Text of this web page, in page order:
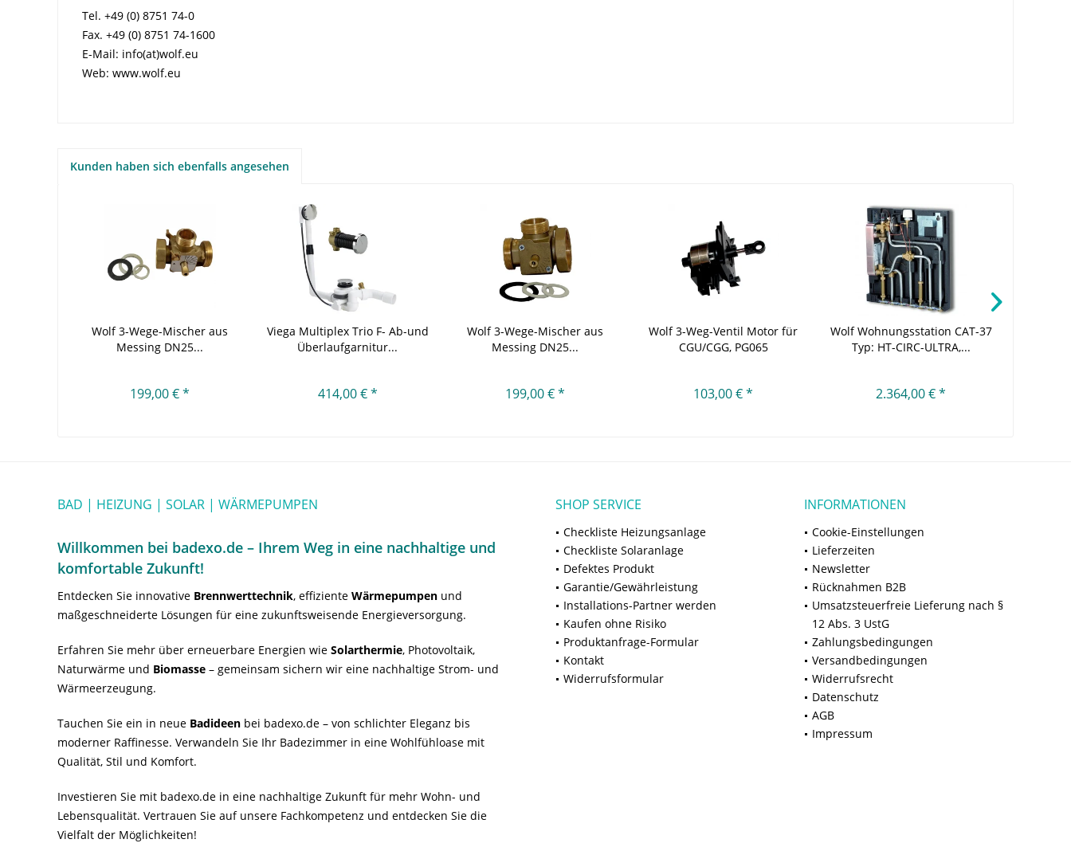
Tel. +49 (0) 8751 74-0
Fax. +49 (0) 8751 74-1600
E-Mail: info(at)wolf.eu
Web: www.wolf.eu
Kunden haben sich ebenfalls angesehen
Wolf 3-Wege-Mischer aus
Messing DN25...
199,00 € *
Viega Multiplex Trio F- Ab-und
Überlaufgarnitur...
414,00 € *
Wolf 3-Wege-Mischer aus
Messing DN25...
199,00 € *
Wolf 3-Weg-Ventil Motor für
CGU/CGG, PG065
103,00 € *
Wolf Wohnungsstation CAT-37
Typ: HT-CIRC-ULTRA,...
2.364,00 € *
BAD | HEIZUNG | SOLAR | WÄRMEPUMPEN
Willkommen bei badexo.de – Ihrem Weg in eine nachhaltige und
komfortable Zukunft!
Entdecken Sie innovative Brennwerttechnik, effiziente Wärmepumpen und
maßgeschneiderte Lösungen für eine zukunftsweisende Energieversorgung.
Erfahren Sie mehr über erneuerbare Energien wie Solarthermie, Photovoltaik,
Naturwärme und Biomasse – gemeinsam sichern wir eine nachhaltige Strom- und
Wärmeerzeugung.
Tauchen Sie ein in neue Badideen bei badexo.de – von schlichter Eleganz bis
moderner Raffinesse. Verwandeln Sie Ihr Badezimmer in eine Wohlfühloase mit
Qualität, Stil und Komfort.
Investieren Sie mit badexo.de in eine nachhaltige Zukunft für mehr Wohn- und
Lebensqualität. Vertrauen Sie auf unsere Fachkompetenz und entdecken Sie die
Vielfalt der Möglichkeiten!
SHOP SERVICE
Checkliste Heizungsanlage
Checkliste Solaranlage
Defektes Produkt
Garantie/Gewährleistung
Installations-Partner werden
Kaufen ohne Risiko
Produktanfrage-Formular
Kontakt
Widerrufsformular
INFORMATIONEN
Cookie-Einstellungen
Lieferzeiten
Newsletter
Rücknahmen B2B
Umsatzsteuerfreie Lieferung nach §
12 Abs. 3 UstG
Zahlungsbedingungen
Versandbedingungen
Widerrufsrecht
Datenschutz
AGB
Impressum